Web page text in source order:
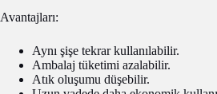
Avantajları:
Aynı şişe tekrar kullanılabilir.
Ambalaj tüketimi azalabilir.
Atık oluşumu düşebilir.